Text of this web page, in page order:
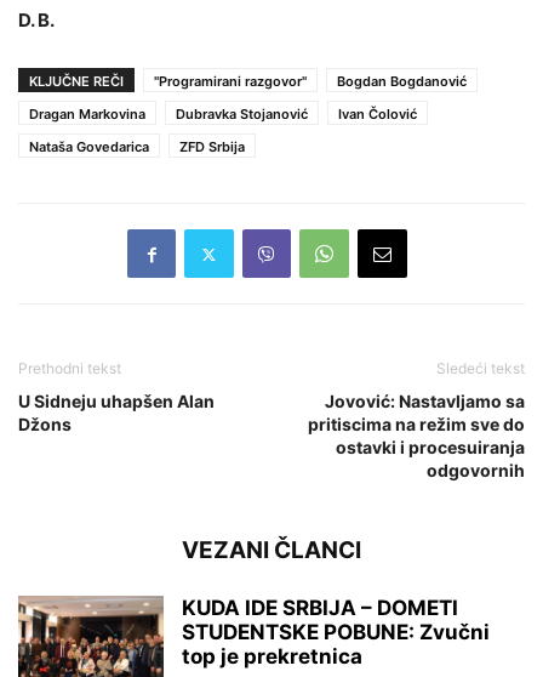
D. B.
KLJUČNE REČI "Programirani razgovor"
Bogdan Bogdanović
Dragan Markovina
Dubravka Stojanović
Ivan Čolović
Nataša Govedarica
ZFD Srbija
Prethodni tekst
U Sidneju uhapšen Alan
Džons
Sledeći tekst
Jovović: Nastavljamo sa
pritiscima na režim sve do
ostavki i procesuiranja
odgovornih
VEZANI ČLANCI
KUDA IDE SRBIJA – DOMETI
STUDENTSKE POBUNE: Zvučni
top je prekretnica